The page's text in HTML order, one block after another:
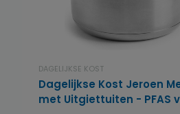
DAGELIJKSE KOST
Dagelijkse Kost Jeroen
met Uitgiettuiten - PFAS